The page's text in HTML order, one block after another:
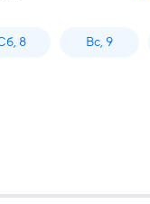
8 Вс, 9